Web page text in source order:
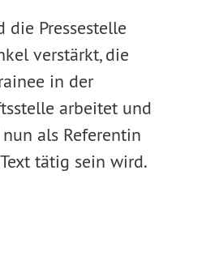
die Pressestelle
verstärkt, die
in der
arbeitet und
als Referentin
tätig sein wird.